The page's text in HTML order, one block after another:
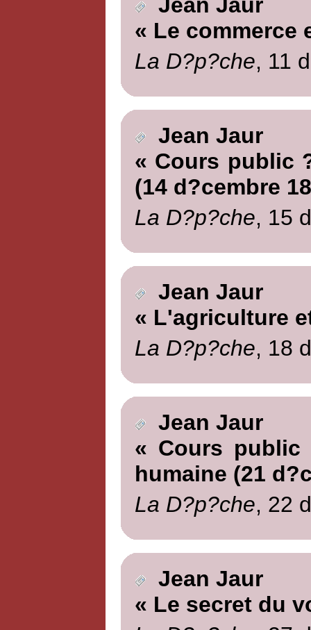
« Le commerce
La D?p?che, 11
Jean Jaur
« Cours public
(14 d?cembre
La D?p?che, 15
Jean Jaur
« L'agriculture
La D?p?che, 18
Jean Jaur
« Cours
humaine (21
La D?p?che, 22
Jean Jaur
« Le secret du